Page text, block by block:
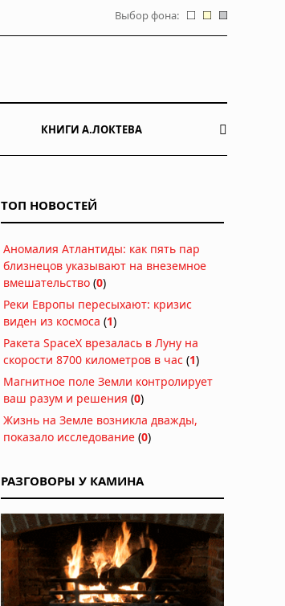
Выбор фона:
КНИГИ А.ЛОКТЕВА
ТОП НОВОСТЕЙ
Аномалия Атлантиды: как пять пар
близнецов указывают на внеземное
вмешательство (0)
Реки Европы пересыхают: кризис
виден из космоса (1)
Ракета SpaceX врезалась в Луну на
скорости 8700 километров в час (1)
Магнитное поле Земли контролирует
ваш разум и решения (0)
Жизнь на Земле возникла дважды,
показало исследование (0)
РАЗГОВОРЫ У КАМИНА